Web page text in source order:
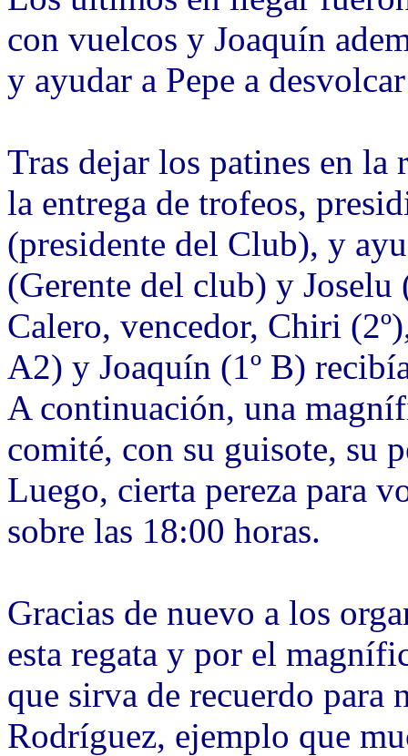
con vuelcos y Joaquín
y ayudar a Pepe a
Tras dejar los patines en la
la entrega de trofeos,
(presidente del Club), y
(Gerente del club) y
Calero, vencedor, Chiri
A2) y Joaquín (1º B)
A continuación, una
comité, con su guisote, su
Luego, cierta pereza para
sobre las 18:00 horas.
Gracias de nuevo a los
esta regata y por el
que sirva de recuerdo
Rodríguez, ejemplo que